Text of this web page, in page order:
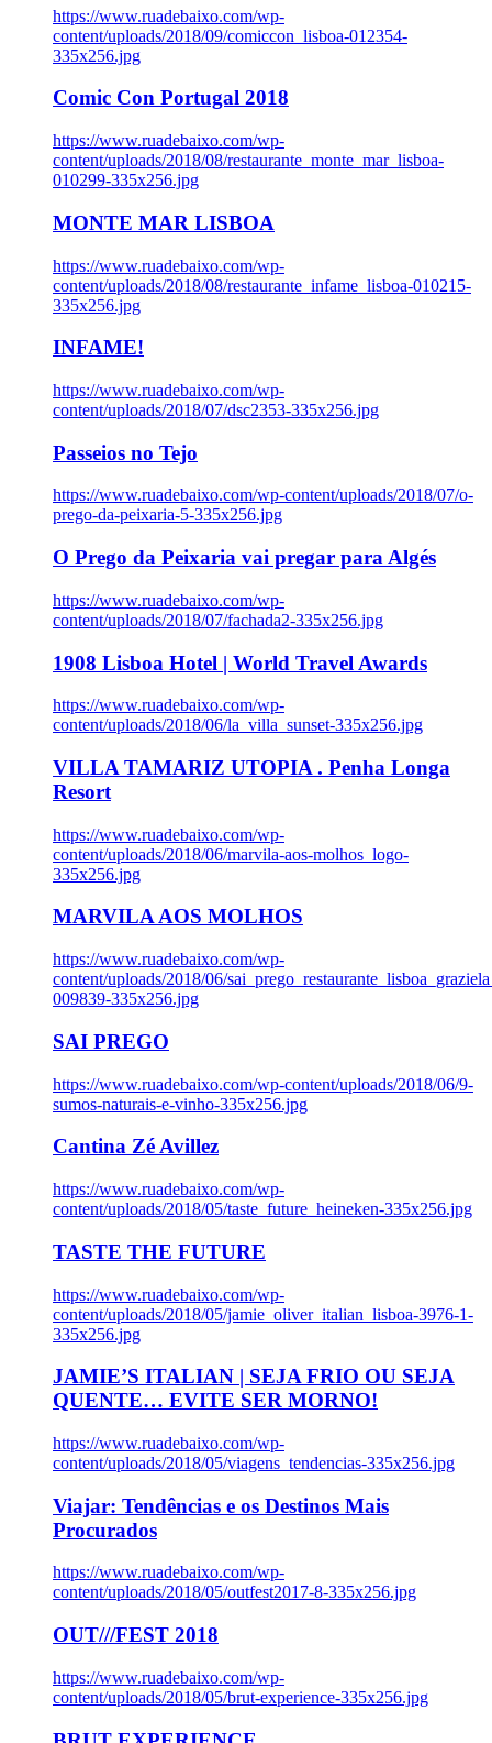
https://www.ruadebaixo.com/wp-
content/uploads/2018/09/comiccon_lisboa-012354-
335x256.jpg
Comic Con Portugal 2018
https://www.ruadebaixo.com/wp-
content/uploads/2018/08/restaurante_monte_mar_lisboa-
010299-335x256.jpg
MONTE MAR LISBOA
https://www.ruadebaixo.com/wp-
content/uploads/2018/08/restaurante_infame_lisboa-010215-
335x256.jpg
INFAME!
https://www.ruadebaixo.com/wp-
content/uploads/2018/07/dsc2353-335x256.jpg
Passeios no Tejo
https://www.ruadebaixo.com/wp-content/uploads/2018/07/o-
prego-da-peixaria-5-335x256.jpg
O Prego da Peixaria vai pregar para Algés
https://www.ruadebaixo.com/wp-
content/uploads/2018/07/fachada2-335x256.jpg
1908 Lisboa Hotel | World Travel Awards
https://www.ruadebaixo.com/wp-
content/uploads/2018/06/la_villa_sunset-335x256.jpg
VILLA TAMARIZ UTOPIA . Penha Longa
Resort
https://www.ruadebaixo.com/wp-
content/uploads/2018/06/marvila-aos-molhos_logo-
335x256.jpg
MARVILA AOS MOLHOS
https://www.ruadebaixo.com/wp-
content/uploads/2018/06/
009839-335x256.jpg
SAI PREGO
https://www.ruadebaixo.com/wp-content/uploads/2018/06/9-
sumos-naturais-e-vinho-335x256.jpg
Cantina Zé Avillez
https://www.ruadebaixo.com/wp-
content/uploads/2018/05/taste_future_heineken-335x256.jpg
TASTE THE FUTURE
https://www.ruadebaixo.com/wp-
content/uploads/2018/05/jamie_oliver_italian_lisboa-3976-1-
335x256.jpg
JAMIE’S ITALIAN | SEJA FRIO OU SEJA
QUENTE… EVITE SER MORNO!
https://www.ruadebaixo.com/wp-
content/uploads/2018/05/viagens_tendencias-335x256.jpg
Viajar: Tendências e os Destinos Mais
Procurados
https://www.ruadebaixo.com/wp-
content/uploads/2018/05/outfest2017-8-335x256.jpg
OUT///FEST 2018
https://www.ruadebaixo.com/wp-
content/uploads/2018/05/brut-experience-335x256.jpg